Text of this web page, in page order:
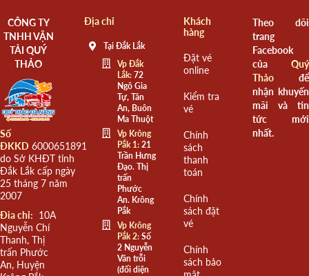
CÔNG TY
TNHH VẬN
TẢI QUÝ
THẢO
Số
ĐKKD 6000651891
do Sở KHĐT tỉnh
Đắk Lắk cấp ngày
25 tháng 7 năm
2007
Đia chỉ: 10A
Nguyễn Chí
Thanh, Thị
trấn Phước
An, Huyện
Địa chỉ
Tại Đắk Lắk
Vp Đắk
Lắk:72
Ngô Gia
Tự, Tân
An, Buôn
Ma Thuột
Vp Krông
Pắk 1:21
Trần Hưng
Đạo. Thị
trấn
Phước
An. Krông
Pắk
Vp Krông
Pắk 2:Số
2 Nguyễn
Văn trỗi
(đối diện
Khách
hàng
Đặt vé
online
Kiểm tra
vé
Chính
sách
thanh
toán
Chính
sách đặt
vé
Chính
sách bảo
Theo dõi
trang
Facebook
của Quý
Thảođể
nhận khuyến
mãi và tin
tức mới
nhất.